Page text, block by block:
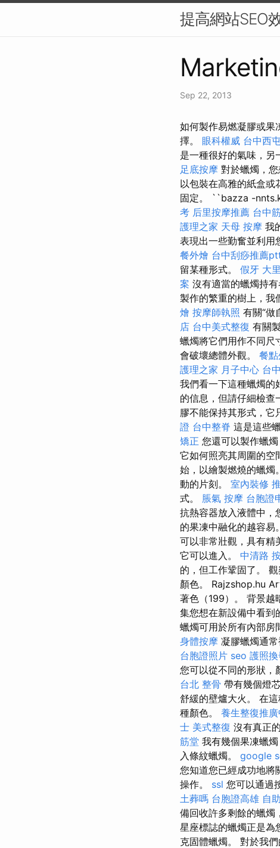
提高網站SEO
Sep 22, 2013
如何製作易燃凝膠或果
擇。 眼科權威 台中西
是一種很好的氣味，另
足底按摩 對於蠟燭，
以包裝在高雅的紙盒或
固定。 ``bazza -
考 后里按摩推薦 台中
護理之家 天母 按摩 我
表現出一些勤奮並利用
餐外燴 台中刮痧推薦
留某種形式。 假牙 大
案 沒有適當的蠟燭持
製作的繁重的樹上，我
燴 按摩師執照 有關“做
店 台中美式整復 有關
蠟燭將它們用作不同尺
會破壞總體外觀。 餐
護理之家 月子中心 台
我們看一下這種蠟燭的
的信息，但請仔細檢查
膠不能保持其形式，它
證 台中整脊 這是這些
矯正 您還可以製作蠟
它如何照亮其周圍的空
始，以繪製燃燒的蠟燭
動的片刻。 室內裝修
式。 脹氣 按摩 台胞證
抗熱容器放入液體中，
的果凍中融化的越容易
可以非常壯觀，具有精
它可以進入。 中清路
的，但工作鞏固了。
顏色。 Rajzshop.hu
著色（199）。 背景越
集您想在新設備中看到
蠟燭可用於所有內部房
身體按摩 凝膠蠟燭通
台胞證照片 seo 護照換
您可以從不同的形狀，
台北 整骨 帶有幾個燈
舒緩的壁爐大火。 在
種顏色。 養生整復推
士 美式整復 沒有真正
筋堂 我有幾個果凍蠟
入條紋蠟燭。 google
您知道您已經成功地將
操作。 ssl 您可以通過
土葬嗎 台胞證高雄 自
備回收許多剩餘的蠟燭
星座標誌的蠟燭正是為
克固體蠟燭。 對於我